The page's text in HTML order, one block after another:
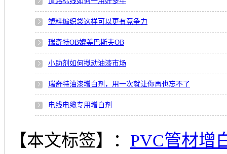
塑料编织袋这样可以更有竞争力
瑞奇特OB媲美巴斯夫OB
小助剂如何搅动油漆市场
瑞奇特油漆增白剂，用一次就让你再也忘不了
电线电缆专用增白剂
【本文标签】： PVC管材增